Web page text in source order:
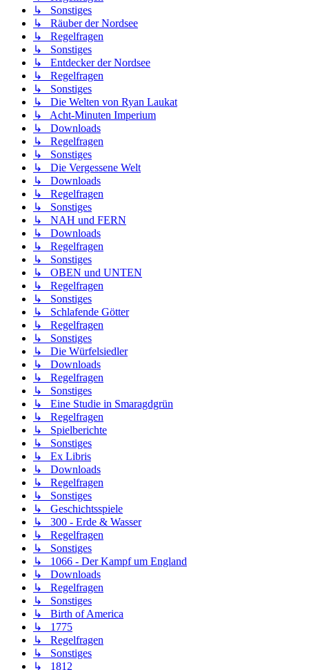
↳ Sonstiges
↳ Räuber der Nordsee
↳ Regelfragen
↳ Sonstiges
↳ Entdecker der Nordsee
↳ Regelfragen
↳ Sonstiges
↳ Die Welten von Ryan Laukat
↳ Acht-Minuten Imperium
↳ Downloads
↳ Regelfragen
↳ Sonstiges
↳ Die Vergessene Welt
↳ Downloads
↳ Regelfragen
↳ Sonstiges
↳ NAH und FERN
↳ Downloads
↳ Regelfragen
↳ Sonstiges
↳ OBEN und UNTEN
↳ Regelfragen
↳ Sonstiges
↳ Schlafende Götter
↳ Regelfragen
↳ Sonstiges
↳ Die Würfelsiedler
↳ Downloads
↳ Regelfragen
↳ Sonstiges
↳ Eine Studie in Smaragdgrün
↳ Regelfragen
↳ Spielberichte
↳ Sonstiges
↳ Ex Libris
↳ Downloads
↳ Regelfragen
↳ Sonstiges
↳ Geschichtsspiele
↳ 300 - Erde & Wasser
↳ Regelfragen
↳ Sonstiges
↳ 1066 - Der Kampf um England
↳ Downloads
↳ Regelfragen
↳ Sonstiges
↳ Birth of America
↳ 1775
↳ Regelfragen
↳ Sonstiges
↳ 1812